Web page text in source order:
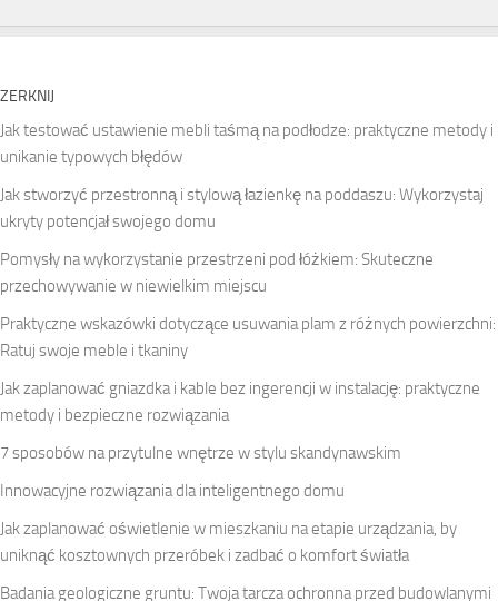
ZERKNIJ
Jak testować ustawienie mebli taśmą na podłodze: praktyczne metody i
unikanie typowych błędów
Jak stworzyć przestronną i stylową łazienkę na poddaszu: Wykorzystaj
ukryty potencjał swojego domu
Pomysły na wykorzystanie przestrzeni pod łóżkiem: Skuteczne
przechowywanie w niewielkim miejscu
Praktyczne wskazówki dotyczące usuwania plam z różnych powierzchni:
Ratuj swoje meble i tkaniny
Jak zaplanować gniazdka i kable bez ingerencji w instalację: praktyczne
metody i bezpieczne rozwiązania
7 sposobów na przytulne wnętrze w stylu skandynawskim
Innowacyjne rozwiązania dla inteligentnego domu
Jak zaplanować oświetlenie w mieszkaniu na etapie urządzania, by
uniknąć kosztownych przeróbek i zadbać o komfort światła
Badania geologiczne gruntu: Twoja tarcza ochronna przed budowlanymi